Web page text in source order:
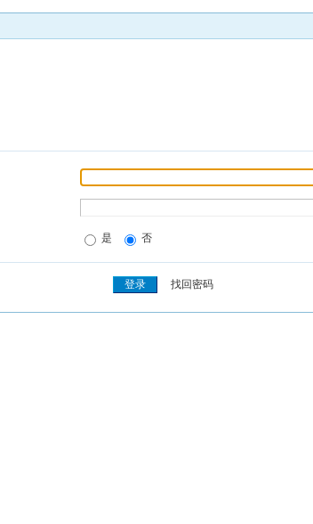
是 否
找回密码